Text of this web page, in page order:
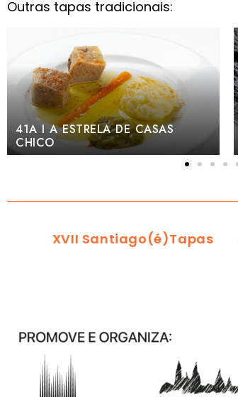
Outras tapas tradicionais:
40A I QUE MORRO TEMOS!
XVII Santiago(é)Tapas